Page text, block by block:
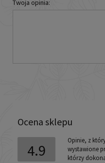
Twoja opinia:
Ocena sklepu
4.9
Opinie, z
wystawione
którzy